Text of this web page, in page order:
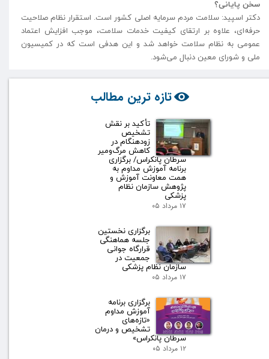
سخن پایانی؟
دکتر اسپید: سلامت مردم سرمایه اصلی کشور است. استقرار نظام صلاحیت
حرفه‌ای، علاوه بر ارتقای کیفیت خدمات سلامت، موجب افزایش اعتماد
عمومی به نظام سلامت خواهد شد و این هدفی است که در کمیسیون
ملی و شورای معین دنبال می‌شود.
تازه ترین مطالب
تأکید بر نقش
تشخیص
زودهنگام در
کاهش مرگ‌ومیر
سرطان پانکراس/ برگزاری
برنامه آموزش مداوم به
همت معاونت آموزش و
پژوهش سازمان نظام
پزشکی
۱۷ مرداد ۰۵
برگزاری نخستین
جلسه هماهنگی
قرارگاه جوانی
جمعیت در
سازمان نظام پزشکی
۱۷ مرداد ۰۵
برگزاری برنامه
آموزش مداوم
«تازه‌های
تشخیص و درمان
سرطان پانکراس»
۱۲ مرداد ۰۵